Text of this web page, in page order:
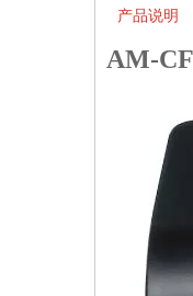
产品说明
AM-